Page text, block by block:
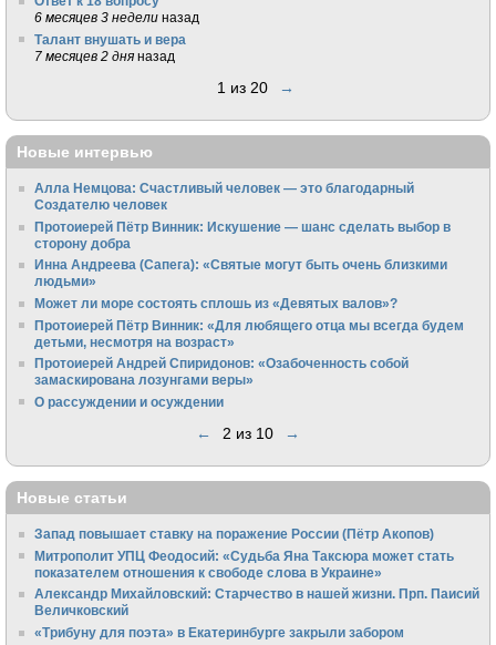
6 месяцев 3 недели назад
Талант внушать и вера
7 месяцев 2 дня назад
1 из 20 →
Новые интервью
Алла Немцова: Счастливый человек — это благодарный
Создателю человек
Протоиерей Пётр Винник: Искушение — шанс сделать выбор в
сторону добра
Инна Андреева (Сапега): «Святые могут быть очень близкими
людьми»
Может ли море состоять сплошь из «Девятых валов»?
Протоиерей Пётр Винник: «Для любящего отца мы всегда будем
детьми, несмотря на возраст»
Протоиерей Андрей Спиридонов: «Озабоченность собой
замаскирована лозунгами веры»
О рассуждении и осуждении
← 2 из 10 →
Новые статьи
Запад повышает ставку на поражение России (Пётр Акопов)
Митрополит УПЦ Феодосий: «Судьба Яна Таксюра может стать
показателем отношения к свободе слова в Украине»
Алек­сандр Михайловский: Старчество в нашей жизни. Прп. Паисий
Величковский
«Трибуну для поэта» в Екатеринбурге закрыли забором